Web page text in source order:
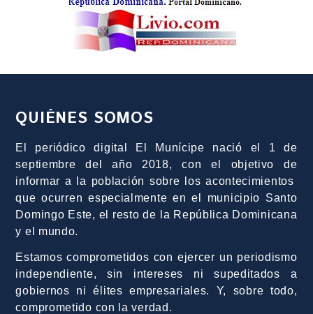
QUIÉNES SOMOS
El periódico digital El Munícipe nació el 1 de
septiembre del año 2018, con el objetivo de
informar a la población sobre los acontecimientos
que ocurren especialmente en el municipio Santo
Domingo Este, el resto de la República Dominicana
y el mundo.
Estamos comprometidos con ejercer un periodismo
independiente, sin intereses ni supeditados a
gobiernos ni élites empresariales. Y, sobre todo,
comprometido con la verdad.